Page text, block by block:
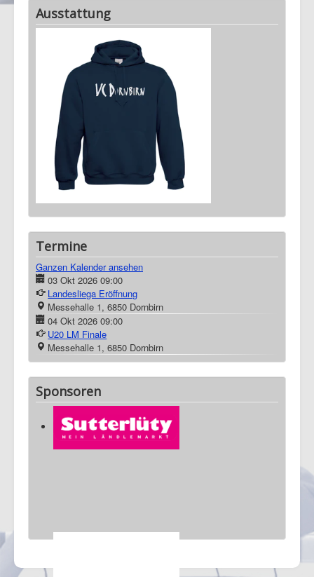
Ausstattung
Termine
Ganzen Kalender ansehen
03 Okt 2026 09:00
Landesliega Eröffnung
Messehalle 1, 6850 Dornbirn
04 Okt 2026 09:00
U20 LM Finale
Messehalle 1, 6850 Dornbirn
Sponsoren